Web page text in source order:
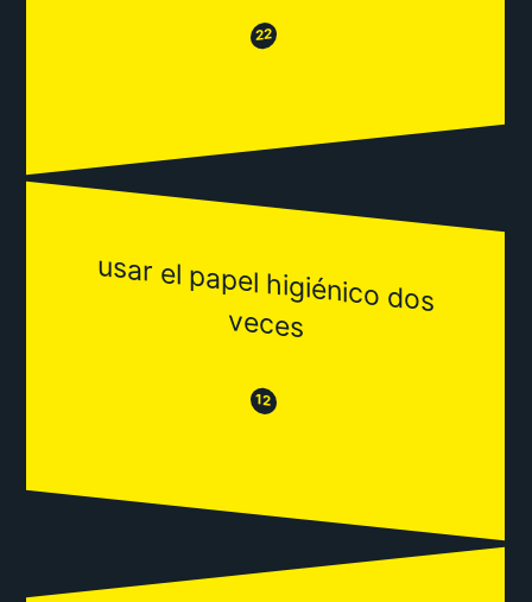
😒 22 😂
usar el papel higiénico dos
veces
😒 12 😂